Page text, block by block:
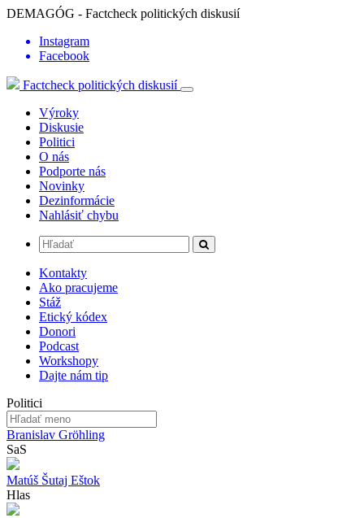
DEMAGÓG - Factcheck politických diskusií
Instagram
Facebook
Factcheck politických diskusií
Výroky
Diskusie
Politici
O nás
Podporte nás
Novinky
Dezinformácie
Nahlásiť chybu
Kontakty
Ako pracujeme
Stáž
Etický kódex
Donori
Podcast
Workshopy
Dajte nám tip
Politici
Branislav Gröhling
SaS
Matúš Šutaj Eštok
Hlas